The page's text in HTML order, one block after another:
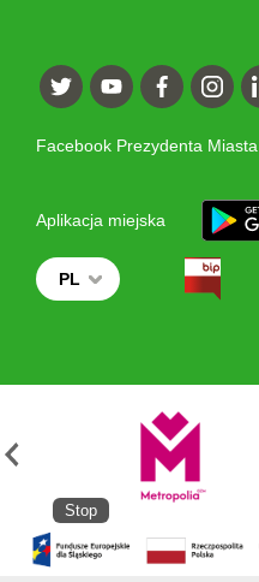
Facebook Prezydenta Miasta
Aplikacja miejska
PL
Stop